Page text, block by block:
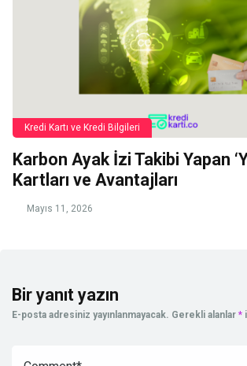
Kredi Kartı ve Kredi Bilgileri
Karbon Ayak İzi Takibi Yapan
Kartları ve Avantajları
Mayıs 11, 2026
Bir yanıt yazın
E-posta adresiniz yayınlanmayacak. Gerekli alanlar *